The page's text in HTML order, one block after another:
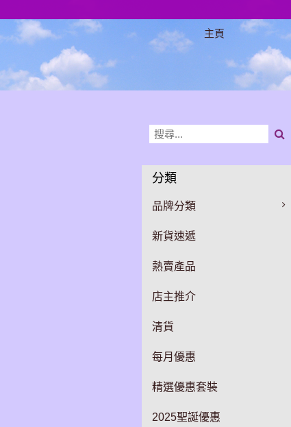
主頁
分類
品牌分類
新貨速遞
熱賣產品
店主推介
清貨
每月優惠
精選優惠套裝
2025聖誕優惠